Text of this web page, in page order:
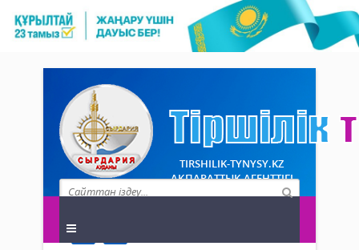
TIRSHILIK-TYNYSY.KZ
АҚПАРАТТЫҚ АГЕНТТІГІ